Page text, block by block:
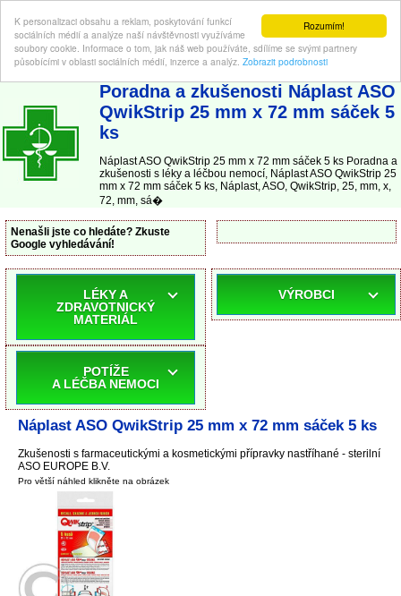
Rozumím!
K personalizaci obsahu a reklam, poskytování funkcí
sociálních médií a analýze naší návštěvnosti využíváme
soubory cookie. Informace o tom, jak náš web používáte, sdílíme se svými partnery
působícími v oblasti sociálních médií, inzerce a analýz. Zobrazit podrobnosti
ABC-LEKARNA.cz | Poradna a zkušenosti s léky a léčbou nemocí
Poradna a zkušenosti Náplast ASO
QwikStrip 25 mm x 72 mm sáček 5
ks
Náplast ASO QwikStrip 25 mm x 72 mm sáček 5 ks Poradna a
zkušenosti s léky a léčbou nemocí, Náplast ASO QwikStrip 25
mm x 72 mm sáček 5 ks, Náplast, ASO, QwikStrip, 25, mm, x,
72, mm, sá�
Nenašli jste co hledáte? Zkuste
Google vyhledávání!
LÉKY A
ZDRAVOTNICKÝ
MATERIÁL
POTÍŽE
A LÉČBA NEMOCI
VÝROBCI
Náplast ASO QwikStrip 25 mm x 72 mm sáček 5 ks
Zkušenosti s farmaceutickými a kosmetickými přípravky nastříhané - sterilní
ASO EUROPE B.V.
Pro větší náhled klikněte na obrázek